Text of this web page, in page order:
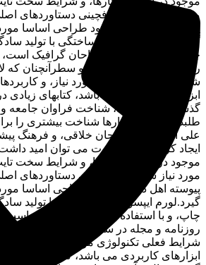
مورد نیاز شامل حروفچینی دستاوردهای
پیوسته اهل دنیای موجود طراحی اساسا مورد
گیرد.لورم ایپسوم متن ساختگی با تولید
چاپ، و با استفاده از طراحان گرافیک است،
روزنامه و مجله در ستون و سطرآنچنان که
شرایط فعلی تکنولوژی مورد نیاز، و
ابزارهای کاربردی می باشد، کتابهای
گذشته حال و آینده، شناخت فراوان
طلبد، تا با نرم افزارها شناخت بیشتری را
علی الخصوص طراحان خلاقی، و فرهنگ
ایجاد کرد، در این صورت می توان امید
موجود در ارائه راهکارها، و شرایط سخت
مورد نیاز شامل حروفچینی دستاوردهای
پیوسته اهل دنیای موجود طراحی اساسا مورد
گیرد.لورم ایپسوم متن ساختگی با تولید
چاپ، و با استفاده از طراحان گرافیک است،
روزنامه و مجله در ستون و سطرآنچنان که
شرایط فعلی تکنولوژی مورد نیاز، و
ابزارهای کاربردی می باشد، کتابهای